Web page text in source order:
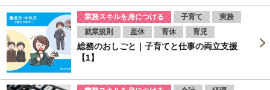
業務スキルを身につける 子育て
実務
就業規則
産休 育休 育児
総務のおしごと｜子育てと仕事の両立支援
【1】